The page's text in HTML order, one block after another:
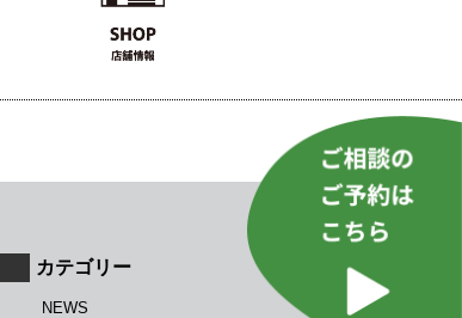
カテゴリー
NEWS